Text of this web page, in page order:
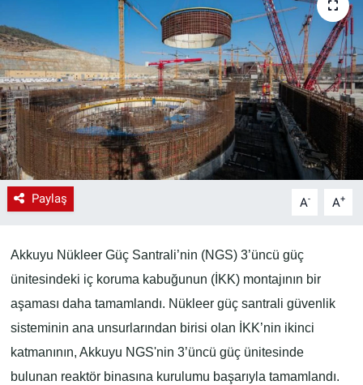
Paylaş A- A+
Akkuyu Nükleer Güç Santrali’nin (NGS) 3’üncü güç
ünitesindeki iç koruma kabuğunun (İKK) montajının bir
aşaması daha tamamlandı. Nükleer güç santrali güvenlik
sisteminin ana unsurlarından birisi olan İKK’nin ikinci
katmanının, Akkuyu NGS'nin 3’üncü güç ünitesinde
bulunan reaktör binasına kurulumu başarıyla tamamlandı.
Ağır Sanayi Çözümleri